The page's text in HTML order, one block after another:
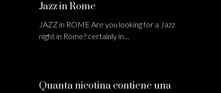
Jazz in Rome
JAZZ in ROME Are you looking for a Jazz
night in Rome? certainly in…
Quanta nicotina contiene una